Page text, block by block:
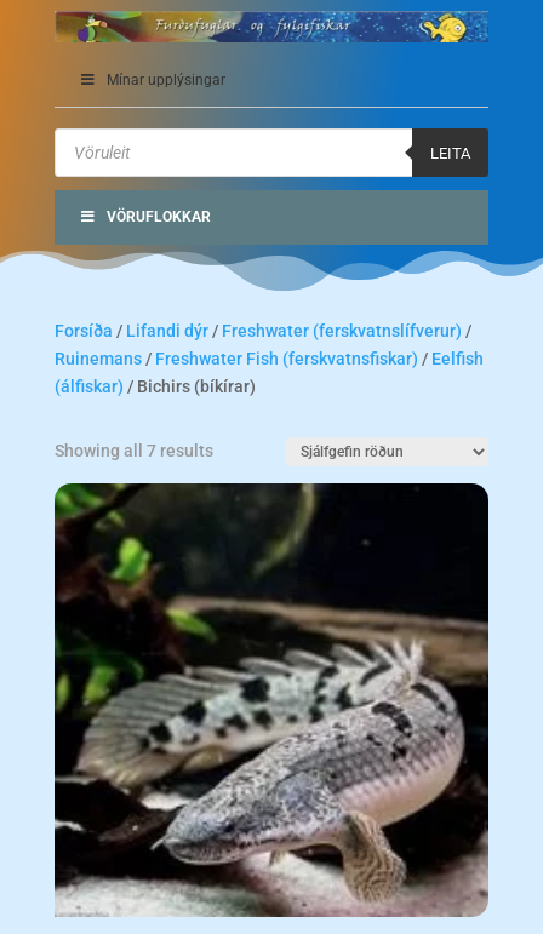
Mínar upplýsingar
Products
search
LEITA
VÖRUFLOKKAR
Forsíða / Lifandi dýr/ Freshwater (ferskvatnslífverur) /
Ruinemans/ Freshwater Fish (ferskvatnsfiskar) / Eelfish
(álfiskar) / Bichirs (bíkírar)
Showing all 7 results